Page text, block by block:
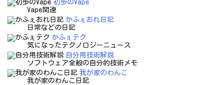
初歩のVape
Vape関連
かふぇおれ日記
日常などの日記
かふぇテク
気になったテクノロジーニュース
自分用技術解説
ソフトウェア全般の自分的技術メモ
我が家のわんこ
我が家のわんこ日記